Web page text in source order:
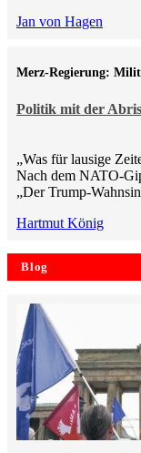
Jan von Hagen
Politik mit der
Merz-Regierung:
„Was für lausige
Nach dem NATO-
„Der Trump-
Hartmut König
Blog